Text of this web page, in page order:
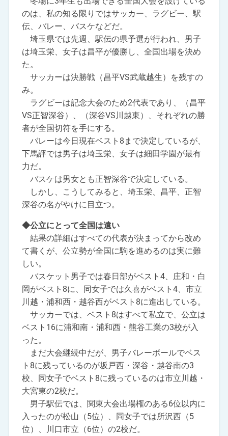
のは、私の知る限りではサッカー、ラグビー、駅
伝、バレー、バスケなどだ。
埼玉県では先週、駅伝の県予選が行われ、男子
は埼玉栄、女子は昌平が優勝し、全国出場を決め
た。
サッカーは決勝戦（昌平VS武蔵越生）を残すの
み。
ラグビーは記念大会のため2代表であり、（昌平
VS正智深谷）、（深谷VS川越東）、それぞれの勝
者が全国切符を手にする。
バレーは今日現在ベスト8まで決定しているが、
下馬評では男子は埼玉栄、女子は細田学園が最有
力だ。
バスケは男女とも正智深谷で決定している。
しかし、こうしてみると、埼玉栄、昌平、正智
深谷の名がやけに目立つ。
◆公立にとって全国は遠い
結果の詳細はすべての代表が決まってから改め
て書くが、公立勢が全国に駒を進めるのは実に難
しい。
バスケット男子では春日部がベスト4、庄和・白
岡がベスト8に、同女子では久喜がベスト4、市立
川越・浦和西・越谷西がベスト8に進出している。
サッカーでは、ベスト8はすべて私立で、公立は
ベスト16に浦和南・浦和西・熊谷工業の3校が入
った。
まだ大会継続中だが、男子バレーボールでベス
ト8に残っているのが坂戸西・深谷・越谷南の3
校、同女子でベスト8に残っているのは市立川越・
大宮東の2校だ。
男子駅伝では、関東大会出場権のある6位以内に
入ったのが松山（5位）、同女子では所沢西（5
位）、川口市立（6位）の2校だ。